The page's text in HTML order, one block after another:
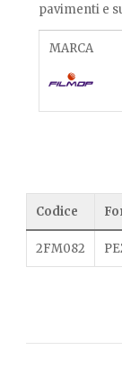
pavimenti e
MARCA
Codice
2FM082